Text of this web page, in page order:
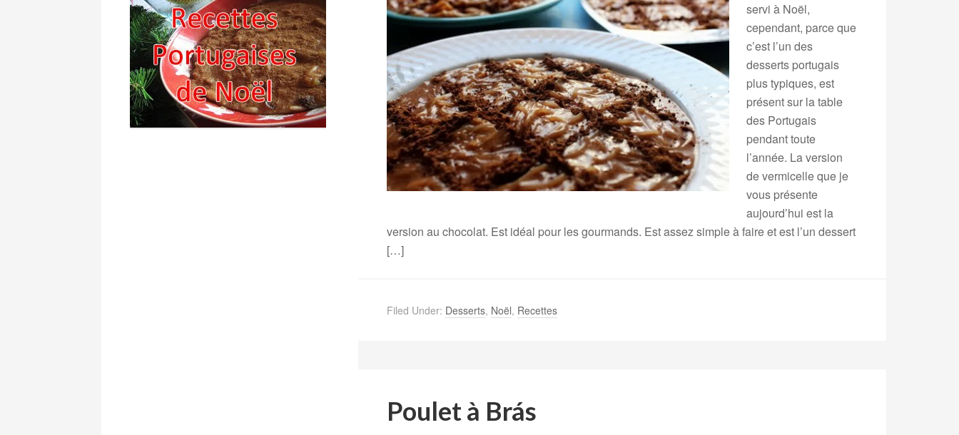
servi à Noël,
cependant, parce que
c’est l’un des
desserts portugais
plus typiques, est
présent sur la table
des Portugais
pendant toute
l’année. La version
de vermicelle que je
vous présente
aujourd’hui est la
version au chocolat. Est idéal pour les gourmands. Est assez simple à faire et est l’un dessert
[…]
Filed Under: Desserts, Noël, Recettes
Poulet à Brás